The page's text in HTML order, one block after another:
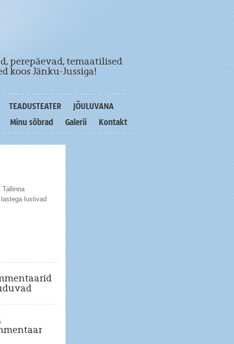
perepäevad, temaatilised
koos Jänku-Jussiga!
TEADUSTEATER
JÕULUVANA
Minu sõbrad Galerii Kontakt
lustivad